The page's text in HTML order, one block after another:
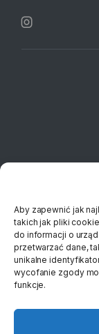
Aby zapewnić jak
takich jak pliki
do informacji o
przetwarzać dane,
unikalne
wycofanie zgody
funkcje.
+48
© 2023 Polski